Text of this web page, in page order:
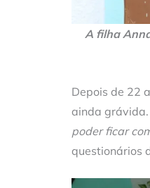
A filha
Depois de 22
ainda grávida.
poder ficar
questionários